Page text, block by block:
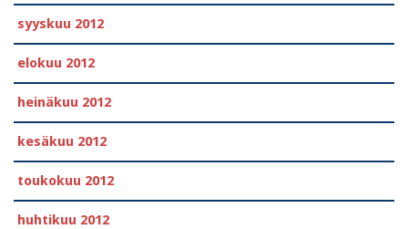
syyskuu 2012
elokuu 2012
heinäkuu 2012
kesäkuu 2012
toukokuu 2012
huhtikuu 2012